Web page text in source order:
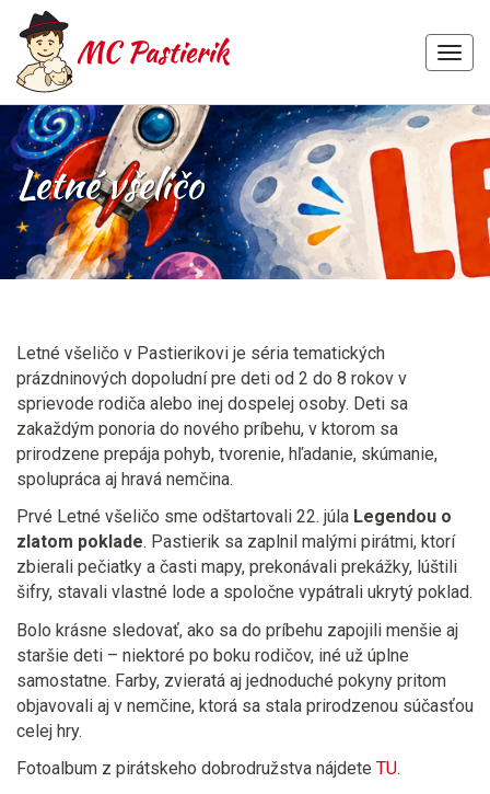
Skip
to
content
Letné všeličo
Letné všeličo v Pastierikovi je séria tematických
prázdninových dopoludní pre deti od 2 do 8 rokov v
sprievode rodiča alebo inej dospelej osoby. Deti sa
zakaždým ponoria do nového príbehu, v ktorom sa
prirodzene prepája pohyb, tvorenie, hľadanie, skúmanie,
spolupráca aj hravá nemčina.
Prvé Letné všeličo sme odštartovali 22. júla Legendou o
zlatom poklade. Pastierik sa zaplnil malými pirátmi, ktorí
zbierali pečiatky a časti mapy, prekonávali prekážky, lúštili
šifry, stavali vlastné lode a spoločne vypátrali ukrytý poklad.
Bolo krásne sledovať, ako sa do príbehu zapojili menšie aj
staršie deti – niektoré po boku rodičov, iné už úplne
samostatne. Farby, zvieratá aj jednoduché pokyny pritom
objavovali aj v nemčine, ktorá sa stala prirodzenou súčasťou
celej hry.
Fotoalbum z pirátskeho dobrodružstva nájdete TU.